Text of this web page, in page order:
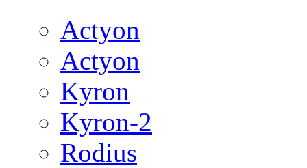
Actyon
Actyon
Kyron
Kyron-2
Rodius